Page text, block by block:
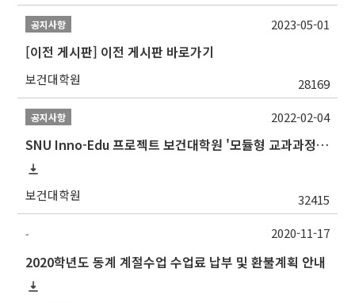
공지사항
[이전 게시판] 이전 게시판 바로가기
보건대학원 28169
2023-05-01
공지사항
SNU Inno-Edu 프로젝트 보건대학원 '모듈형 교과과정' 안내(revised 2022/2/28)
보건대학원 32415
2022-02-04
-
2020학년도 동계 계절수업 수업료 납부 및 환불계획 안내
2020-11-17